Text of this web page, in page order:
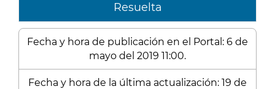
Resuelta
Fecha y hora de publicación en el Portal: 6 de
mayo del 2019 11:00.
Fecha y hora de la última actualización: 19 de